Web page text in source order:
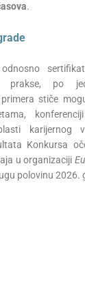
.
prakse, po
stiče
karijernog
Konkursa
u organizaciji
polovinu 2026.